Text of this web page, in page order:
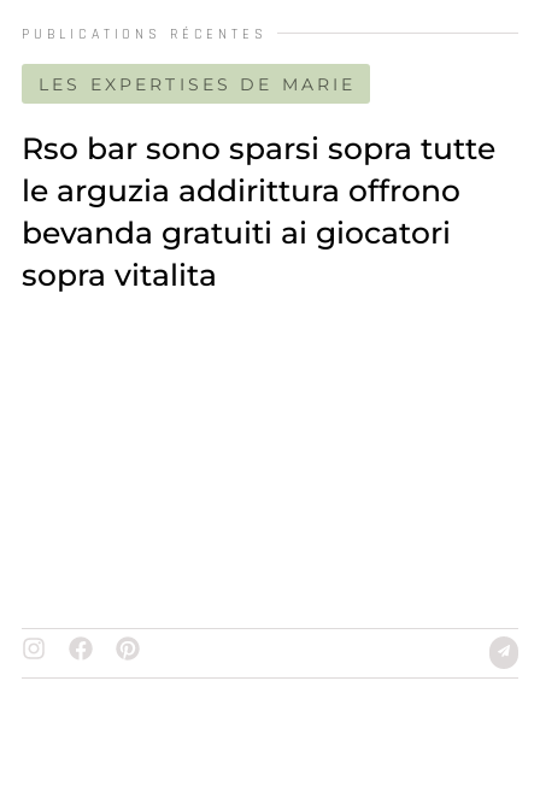
PUBLICATIONS RÉCENTES
LES EXPERTISES DE MARIE
Rso bar sono sparsi sopra tutte
le arguzia addirittura offrono
bevanda gratuiti ai giocatori
sopra vitalita